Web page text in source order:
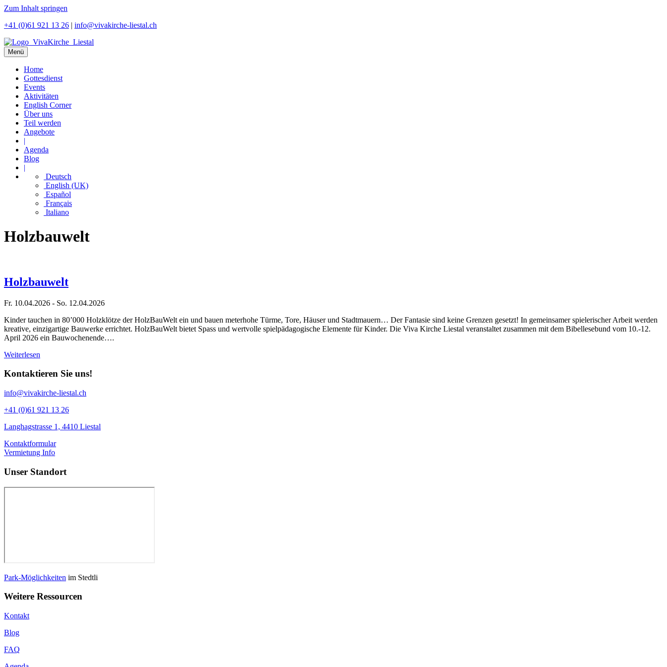
Zum Inhalt springen
+41 (0)61 921 13 26 | info@vivakirche-liestal.ch
Menü
Home
Gottesdienst
Events
Aktivitäten
English Corner
Über uns
Teil werden
Angebote
|
Agenda
Blog
|
Deutsch
English (UK)
Español
Français
Italiano
Holzbauwelt
Holzbauwelt
Fr. 10.04.2026 - So. 12.04.2026
Kinder tauchen in 80’000 Holzklötze der HolzBauWelt ein und bauen meterhohe Türme, Tore, Häuser und Stadtmauern… Der Fantasie sind keine Grenzen gesetzt! In gemeinsamer spielerischer Arbeit werden
kreative, einzigartige Bauwerke errichtet. HolzBauWelt bietet Spass und wertvolle spielpädagogische Elemente für Kinder. Die Viva Kirche Liestal veranstaltet zusammen mit dem Bibellesebund vom 10.-12.
April 2026 ein Bauwochenende….
Weiterlesen
Kontaktieren Sie uns!
info@vivakirche-liestal.ch
+41 (0)61 921 13 26
Langhagstrasse 1, 4410 Liestal
Kontaktformular
Vermietung Info
Unser Standort
Park-Möglichkeiten im Stedtli
Weitere Ressourcen
Kontakt
Blog
FAQ